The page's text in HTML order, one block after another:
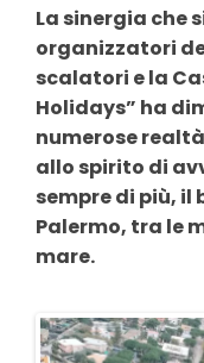
La sinergia che
organizzatori
scalatori e la
Holidays” ha
numerose
allo spirito di
sempre di più,
Palermo, tra le
mare.